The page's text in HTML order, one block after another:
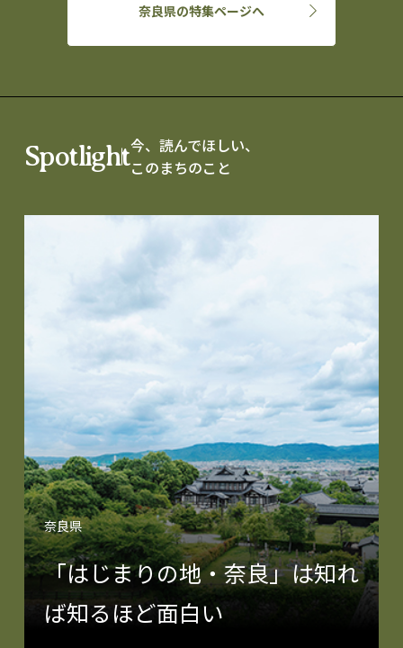
奈良県の特集ページへ
Spotlight今、読んでほしい、
このまちのこと
奈良県
「はじまりの地・奈良」は知れ
ば知るほど面白い